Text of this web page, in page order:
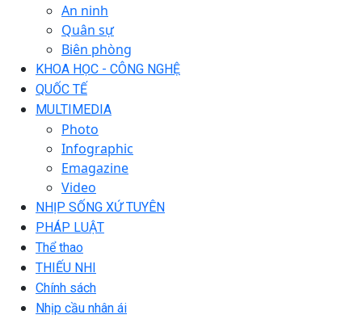
An ninh
Quân sự
Biên phòng
KHOA HỌC - CÔNG NGHỆ
QUỐC TẾ
MULTIMEDIA
Photo
Infographic
Emagazine
Video
NHỊP SỐNG XỨ TUYÊN
PHÁP LUẬT
Thể thao
THIẾU NHI
Chính sách
Nhịp cầu nhân ái